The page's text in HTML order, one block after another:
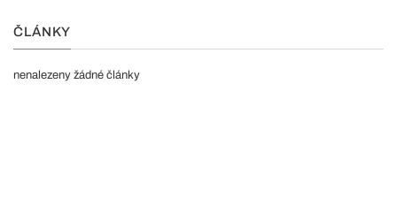
ČLÁNKY
nenalezeny žádné články